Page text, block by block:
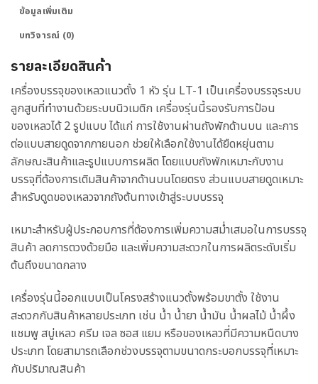
ข้อมูลเพิ่มเติม
บทวิจารณ์ (0)
รายละเอียดสินค้า
เครื่องบรรจุของเหลวแนวตั้ง 1 หัว รุ่น LT-1 เป็นเครื่องบรรจุระบบ
ลูกสูบที่ทำงานด้วยระบบนิวเมติก เครื่องรุ่นนี้รองรับการป้อน
ของเหลวได้ 2 รูปแบบ ได้แก่ การใช้งานผ่านถังพักด้านบน และการ
ต่อแบบสายดูดจากภายนอก ช่วยให้เลือกใช้งานได้ยืดหยุ่นตาม
ลักษณะสินค้าและรูปแบบการผลิต โดยแบบถังพักเหมาะกับงาน
บรรจุที่ต้องการเติมสินค้าจากด้านบนโดยตรง ส่วนแบบสายดูดเหมาะ
สำหรับดูดของเหลวจากถังต้นทางเข้าสู่ระบบบรรจุ
เหมาะสำหรับผู้ประกอบการที่ต้องการเพิ่มความสม่ำเสมอในการบรรจุ
สินค้า ลดการตวงด้วยมือ และเพิ่มความสะดวกในการผลิตระดับเริ่ม
ต้นถึงขนาดกลาง
เครื่องรุ่นนี้ออกแบบเป็นโครงสร้างแนวตั้งพร้อมขาตั้ง ใช้งาน
สะดวกกับสินค้าหลายประเภท เช่น น้ำ น้ำยา น้ำมัน น้ำผลไม้ น้ำผึ้ง
แชมพู สบู่เหลว ครีม เจล ซอส แยม หรือของเหลวที่มีความหนืดบาง
ประเภท โดยสามารถเลือกช่วงบรรจุตามขนาดกระบอกบรรจุที่เหมาะ
กับปริมาณสินค้า